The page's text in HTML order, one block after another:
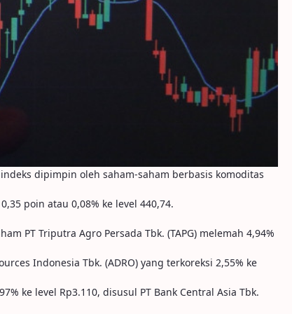
dipimpin oleh saham-saham berbasis komoditas
poin atau 0,08% ke level 440,74.
PT Triputra Agro Persada Tbk. (TAPG) melemah 4,94%
Indonesia Tbk. (ADRO) yang terkoreksi 2,55% ke
ke level Rp3.110, disusul PT Bank Central Asia Tbk.